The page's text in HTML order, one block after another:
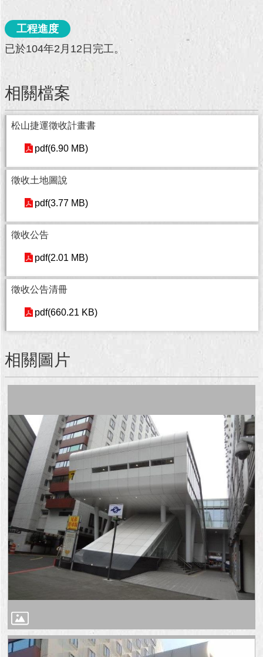
互
動
動
主
題
館
首
頁
導
覽
常
答
即
時
新
清
雙
語
詞
彙
台
北
通
陳
情
公
民
參
工程進度
已於104年2月12日完工。
相關檔案
松山捷運徵收計畫書
pdf(6.90 MB)
徵收土地圖說
pdf(3.77 MB)
徵收公告
pdf(2.01 MB)
徵收公告清冊
pdf(660.21 KB)
相關圖片